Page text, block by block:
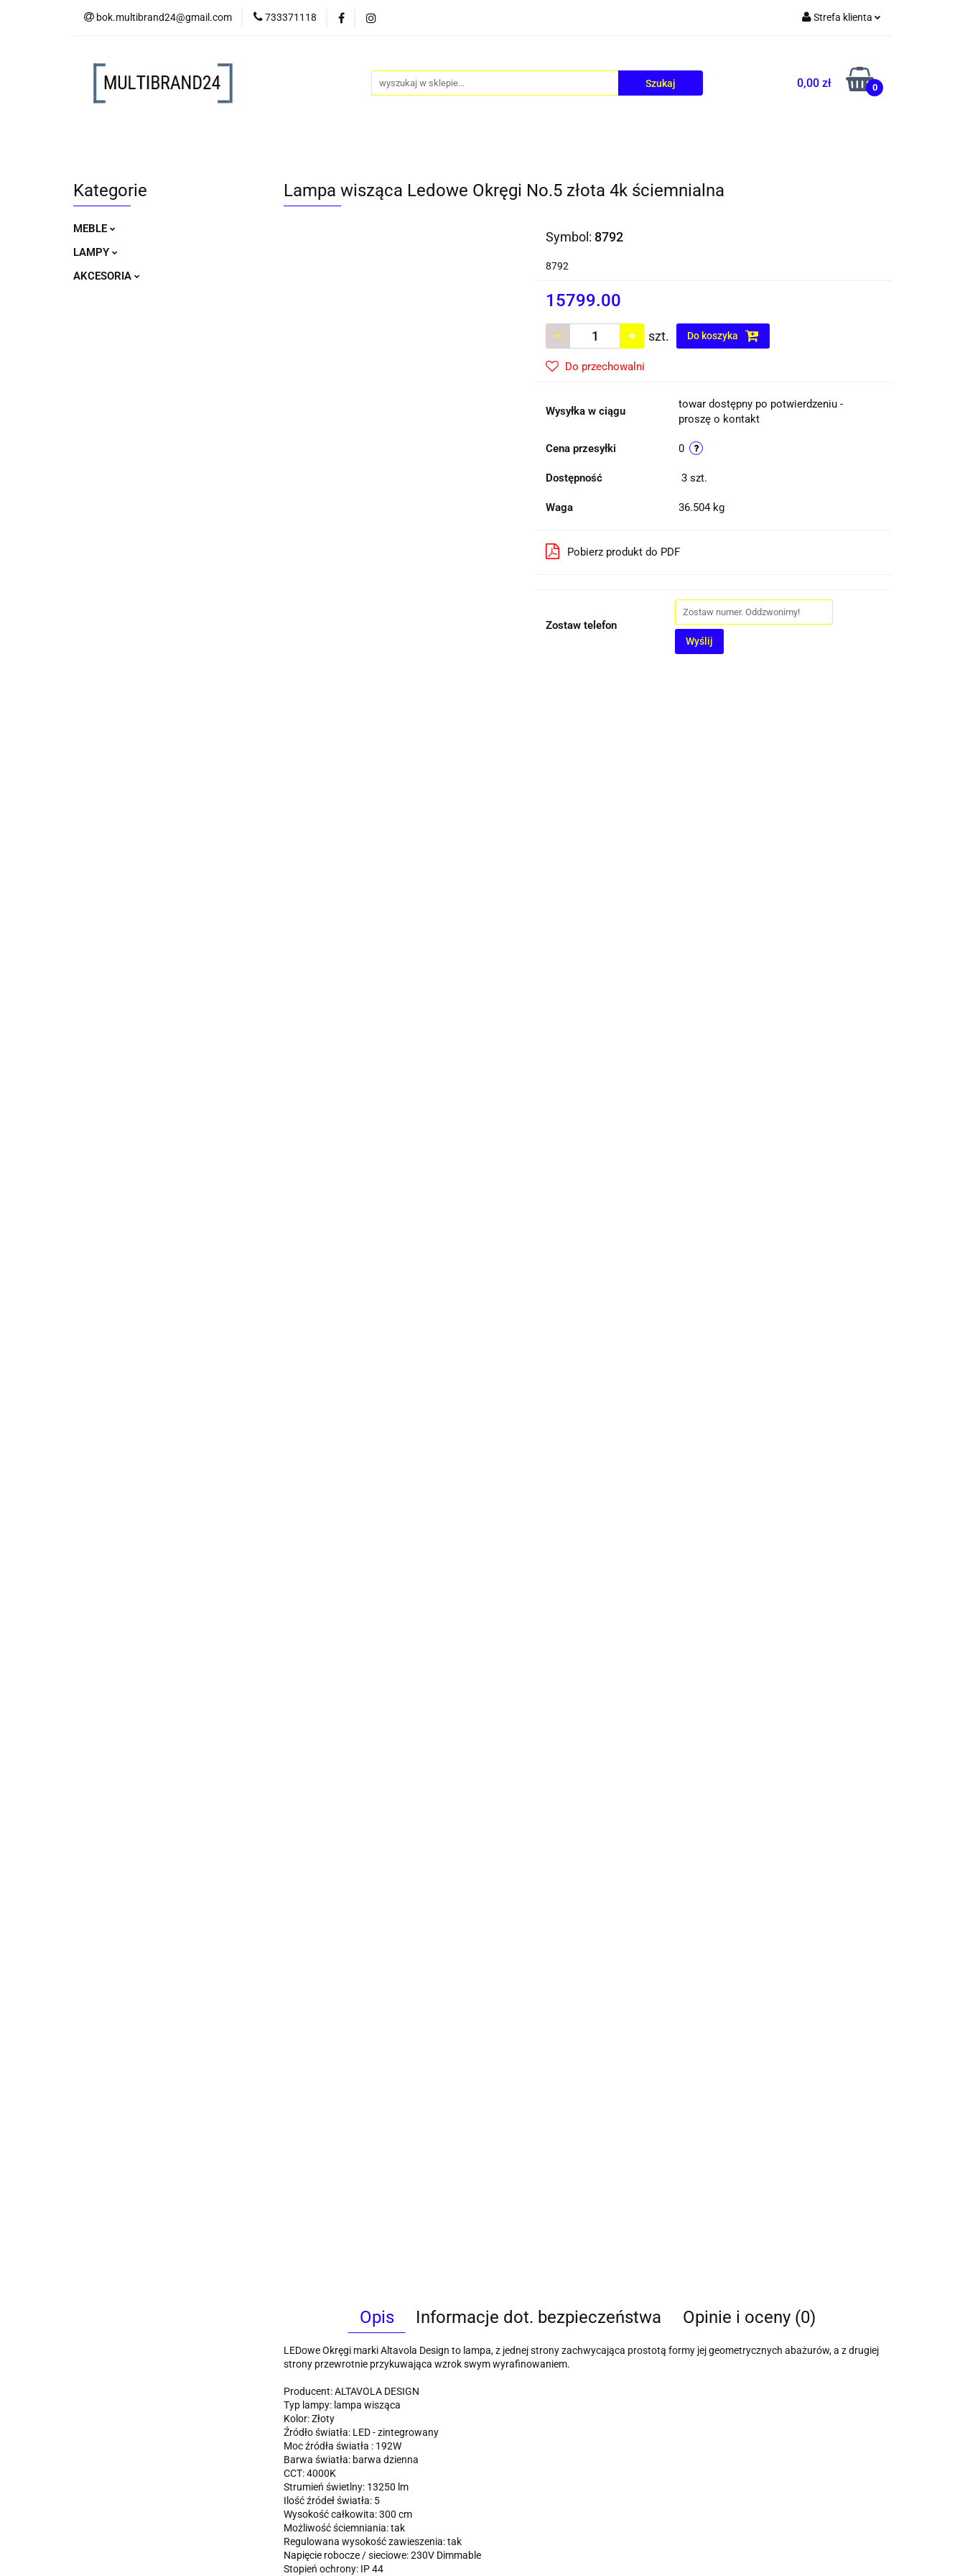
bok.multibrand24@gmail.com 733371118 Strefa klienta
Zarejestruj się
Dodaj zgłoszenie
0,00 zł 0
MEBLE LAMPY AKCESORIA
Kategorie
MEBLE
LAMPY
AKCESORIA
Lampa wisząca Ledowe Okręgi No.5 złota 4k ściemnialna
Symbol: 8792
8792
15799.00
szt. Do koszyka
Do przechowalni
Wysyłka w ciągu
towar dostępny po potwierdzeniu -
proszę o kontakt
Cena przesyłki 0
Dostępność 3 szt.
Waga 36.504 kg
Pobierz produkt do PDF
Zostaw telefon
Wyślij
Opis Informacje dot. bezpieczeństwa Opinie i oceny (0)
LEDowe Okręgi marki Altavola Design to lampa, z jednej strony zachwycająca prostotą formy jej geometrycznych abażurów, a z drugiej
strony przewrotnie przykuwająca wzrok swym wyrafinowaniem.
Producent: ALTAVOLA DESIGN
Typ lampy: lampa wisząca
Kolor: Złoty
Źródło światła: LED - zintegrowany
Moc źródła światła : 192W
Barwa światła: barwa dzienna
CCT: 4000K
Strumień świetlny: 13250 lm
Ilość źródeł światła: 5
Wysokość całkowita: 300 cm
Możliwość ściemniania: tak
Regulowana wysokość zawieszenia: tak
Napięcie robocze / sieciowe: 230V Dimmable
Stopień ochrony: IP 44